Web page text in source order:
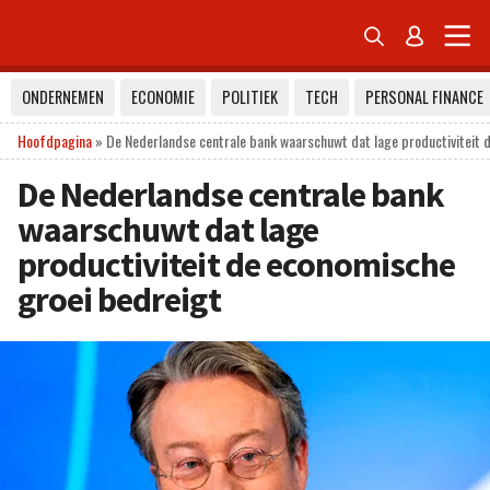
 
ONDERNEMEN ECONOMIE POLITIEK TECH
PERSONAL FINANCE
Hoofdpagina» De Nederlandse centrale bank waarschuwt dat lage productiviteit
De Nederlandse centrale bank
waarschuwt dat lage
productiviteit de economische
groei bedreigt